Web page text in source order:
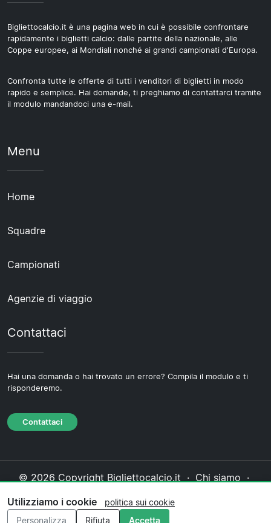
Bigliettocalcio.it è una pagina web in cui è possibile confrontare
rapidamente i biglietti calcio: dalle partite della nazionale, alle
Coppe europee, ai Mondiali nonché ai grandi campionati d'Europa.
Confronta tutte le offerte di tutti i venditori di biglietti in modo
rapido e semplice. Hai domande, ti preghiamo di contattarci tramite
il modulo mandandoci una e-mail.
Menu
Home
Squadre
Campionati
Agenzie di viaggio
Contattaci
Hai una domanda o hai trovato un errore? Compila il modulo e ti
risponderemo.
Contattaci
© 2026 Copyright Bigliettocalcio.it · Chi siamo ·
cookie·Politica editoriale
Utilizziamo i cookie
politica sui cookie
Personalizza
Rifiuta Accetta